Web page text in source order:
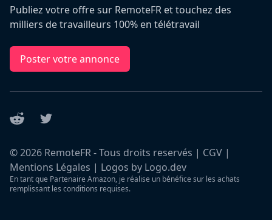
Publiez votre offre sur RemoteFR et touchez des
milliers de travailleurs 100% en télétravail
Poster votre annonce
Reddit Twitter
©2026 RemoteFR - Tous droits reservés | CGV |
Mentions Légales | Logos by Logo.dev
En tant que Partenaire Amazon, je réalise un bénéfice sur les achats
remplissant les conditions requises.